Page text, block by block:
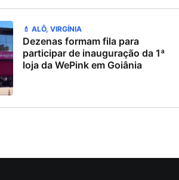
💄 ALÔ, VIRGÍNIA
Dezenas formam fila para
participar de inauguração da 1ª
loja da WePink em Goiânia